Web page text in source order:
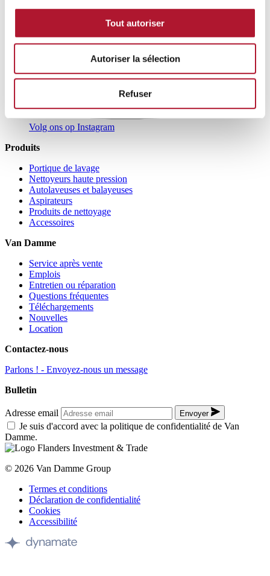
Tout autoriser
Autoriser la sélection
Refuser
Volg ons op Instagram
Produits
Portique de lavage
Nettoyeurs haute pression
Autolaveuses et balayeuses
Aspirateurs
Produits de nettoyage
Accessoires
Van Damme
Service après vente
Emplois
Entretien ou réparation
Questions fréquentes
Téléchargements
Nouvelles
Location
Contactez-nous
Parlons ! - Envoyez-nous un message
Bulletin
Adresse email Envoyer
Je suis d'accord avec la politique de confidentialité de Van
Damme.
© 2026 Van Damme Group
Termes et conditions
Déclaration de confidentialité
Cookies
Accessibilité
Site